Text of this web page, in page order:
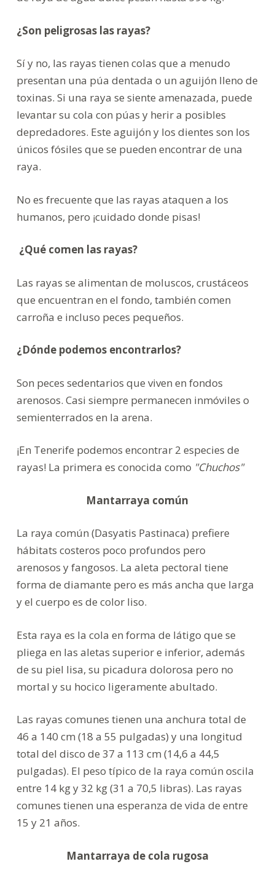
¿Son peligrosas las rayas?
Sí y no, las rayas tienen colas que a menudo
presentan una púa dentada o un aguijón lleno de
toxinas. Si una raya se siente amenazada, puede
levantar su cola con púas y herir a posibles
depredadores. Este aguijón y los dientes son los
únicos fósiles que se pueden encontrar de una
raya.
No es frecuente que las rayas ataquen a los
humanos, pero ¡cuidado donde pisas!
¿Qué comen las rayas?
Las rayas se alimentan de moluscos, crustáceos
que encuentran en el fondo, también comen
carroña e incluso peces pequeños.
¿Dónde podemos encontrarlos?
Son peces sedentarios que viven en fondos
arenosos. Casi siempre permanecen inmóviles o
semienterrados en la arena.
¡En Tenerife podemos encontrar 2 especies de
rayas! La primera es conocida como "Chuchos"
Mantarraya común
La raya común (Dasyatis Pastinaca) prefiere
hábitats costeros poco profundos pero
arenosos y fangosos. La aleta pectoral tiene
forma de diamante pero es más ancha que larga
y el cuerpo es de color liso.
Esta raya es la cola en forma de látigo que se
pliega en las aletas superior e inferior, además
de su piel lisa, su picadura dolorosa pero no
mortal y su hocico ligeramente abultado.
Las rayas comunes tienen una anchura total de
46 a 140 cm (18 a 55 pulgadas) y una longitud
total del disco de 37 a 113 cm (14,6 a 44,5
pulgadas). El peso típico de la raya común oscila
entre 14 kg y 32 kg (31 a 70,5 libras). Las rayas
comunes tienen una esperanza de vida de entre
15 y 21 años.
Mantarraya de cola rugosa